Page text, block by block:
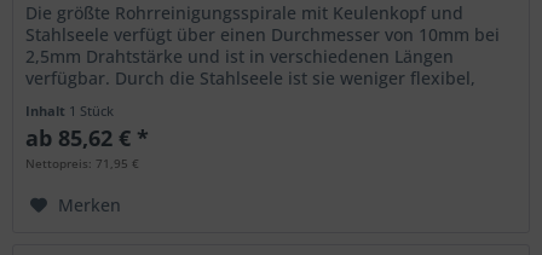
Die größte Rohrreinigungsspirale mit Keulenkopf und
Stahlseele verfügt über einen Durchmesser von 10mm bei
2,5mm Drahtstärke und ist in verschiedenen Längen
verfügbar. Durch die Stahlseele ist sie weniger flexibel,
Inhalt 1 Stück
ab 85,62 € *
Nettopreis: 71,95 €
Merken